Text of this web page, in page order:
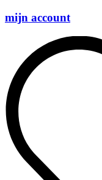
mijn account